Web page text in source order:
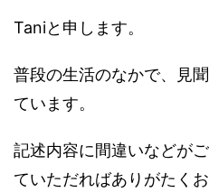
Taniと申します。
普段の生活のなかで、見
ています。
記述内容に間違いなどが
ていただればありがたく